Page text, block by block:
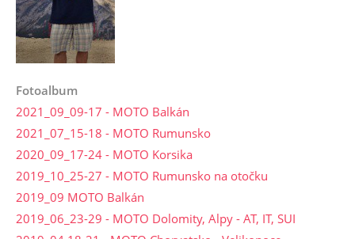
Fotoalbum
2021_09_09-17 - MOTO Balkán
2021_07_15-18 - MOTO Rumunsko
2020_09_17-24 - MOTO Korsika
2019_10_25-27 - MOTO Rumunsko na otočku
2019_09 MOTO Balkán
2019_06_23-29 - MOTO Dolomity, Alpy - AT, IT, SUI